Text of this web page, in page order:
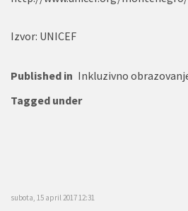
Izvor: UNICEF
Published in Inkluzivno
Tagged under
subota, 15 april 2017 12:31